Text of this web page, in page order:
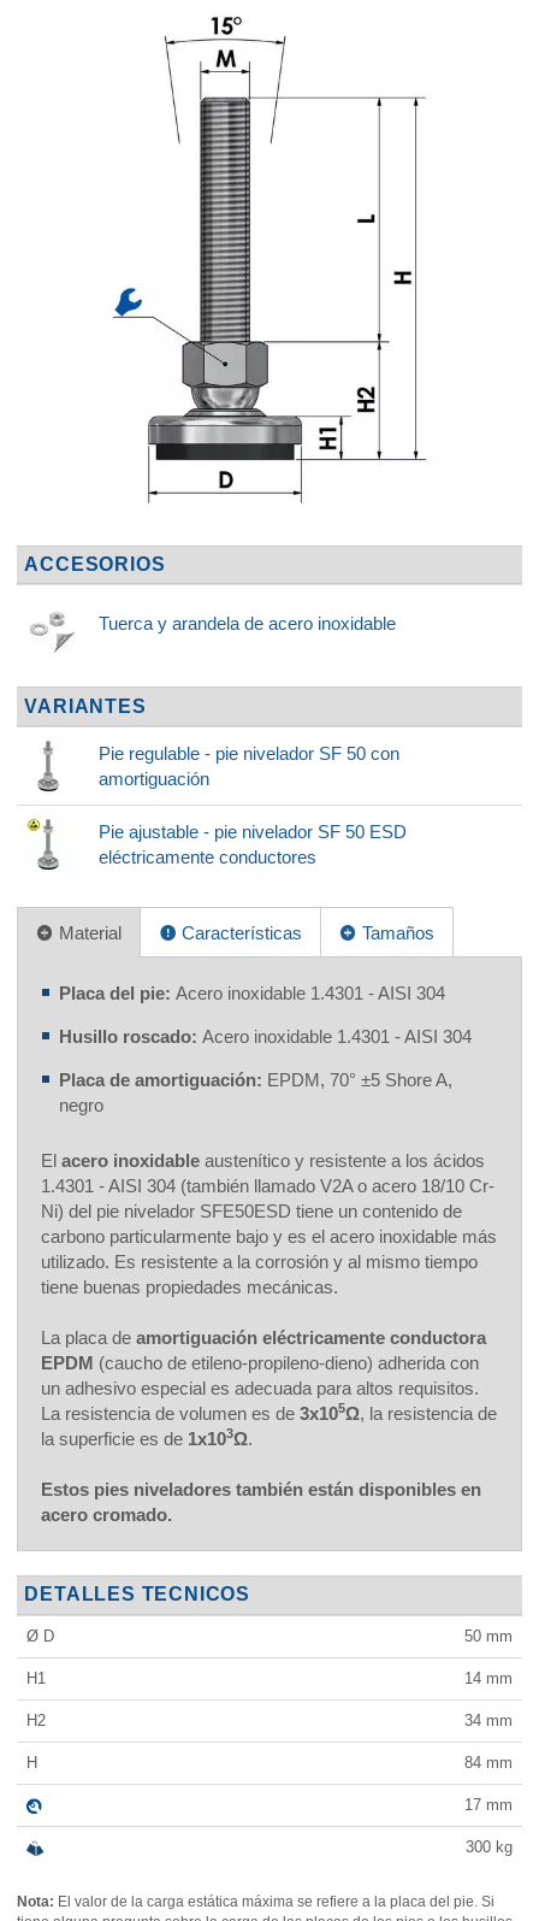
ACCESORIOS
Tuerca y arandela de acero inoxidable
VARIANTES
Pie regulable - pie nivelador SF 50 con
amortiguación
Pie ajustable - pie nivelador SF 50 ESD
eléctricamente conductores
Material Características Tamaños
Placa del pie: Acero inoxidable 1.4301 - AISI 304
Husillo roscado: Acero inoxidable 1.4301 - AISI 304
Placa de amortiguación: EPDM, 70° ±5 Shore A,
negro
El acero inoxidable austenítico y resistente a los ácidos
1.4301 - AISI 304 (también llamado V2A o acero 18/10 Cr-
Ni) del pie nivelador SFE50ESD tiene un contenido de
carbono particularmente bajo y es el acero inoxidable más
utilizado. Es resistente a la corrosión y al mismo tiempo
tiene buenas propiedades mecánicas.
La placa de amortiguación eléctricamente conductora
EPDM (caucho de etileno-propileno-dieno) adherida con
un adhesivo especial es adecuada para altos requisitos.
La resistencia de volumen es de 3x105Ω, la resistencia de
la superficie es de 1x103Ω.
Estos pies niveladores también están disponibles en
acero cromado.
DETALLES TECNICOS
Ø D 50 mm
H1 14 mm
H2 34 mm
H 84 mm
17 mm
300 kg
Nota: El valor de la carga estática máxima se refiere a la placa del pie. Si